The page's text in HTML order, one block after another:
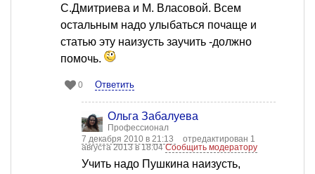
С.Дмитриева и М. Власовой. Всем
остальным надо улыбаться почаще и
статью эту наизусть заучить -должно
помочь.
0 Ответить
Ольга Забалуева
Профессионал
7 декабря 2010 в 21:13
отредактирован 1
августа 2013 в 18:04Сообщить модератору
Учить надо Пушкина наизусть,